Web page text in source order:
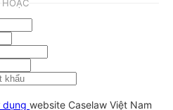
HOẶC
dụng website Caselaw Việt Nam